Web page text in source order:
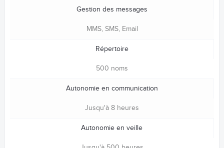
Gestion des messages
MMS, SMS, Email
Répertoire
500 noms
Autonomie en communication
Jusqu'à 8 heures
Autonomie en veille